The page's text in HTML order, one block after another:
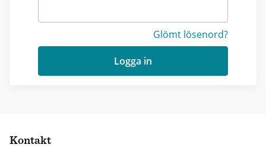
Glömt lösenord?
Logga in
Kontakt